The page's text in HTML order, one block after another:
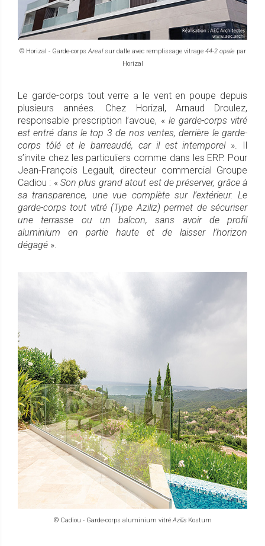
© Horizal - Garde-corpsArealsur dalle avec remplissage vitrage 44-2 opale par
Horizal
Le garde-corps tout verre a le vent en poupe depuis
plusieurs années. Chez Horizal, Arnaud Droulez,
responsable prescription l’avoue, «le garde-corps vitré
est entré dans le top 3 de nos ventes, derrière le garde-
corps tôlé et le barreaudé, car il est intemporel ». Il
s’invite chez les particuliers comme dans les ERP. Pour
Jean-François Legault, directeur commercial Groupe
Cadiou : «Son plus grand atout est de préserver, grâce à
sa transparence, une vue complète sur l’extérieur. Le
garde-corps tout vitré (Type Aziliz) permet de sécuriser
une terrasse ou un balcon, sans avoir de profil
aluminium en partie haute et de laisser l’horizon
dégagé ».
© Cadiou - Garde-corps aluminium vitréAzilisKostum